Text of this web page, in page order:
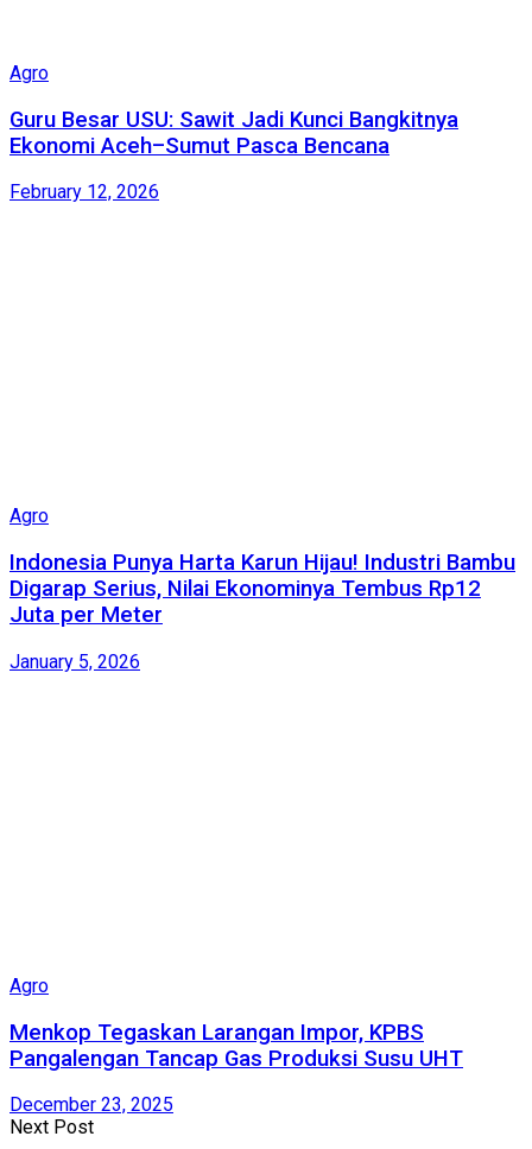
Agro
Guru Besar USU: Sawit Jadi Kunci Bangkitnya
Ekonomi Aceh–Sumut Pasca Bencana
February 12, 2026
Agro
Indonesia Punya Harta Karun Hijau! Industri Bambu
Digarap Serius, Nilai Ekonominya Tembus Rp12
Juta per Meter
January 5, 2026
Agro
Menkop Tegaskan Larangan Impor, KPBS
Pangalengan Tancap Gas Produksi Susu UHT
December 23, 2025
Next Post